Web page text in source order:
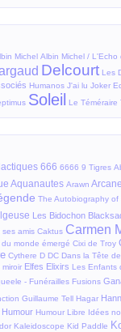
Michel Albin Michel / L'Echo
Delcourt Les
Humanos J'ai lu Joker
Soleil Le Téméraire
666 6666 9 Tigres
Aquanautes Arawn
The Autobiography of
Les Bidochon
amis Caktus Carmen
monde émergé Cixi de Troy
Cythere D DC Dans la Tête
Elfes Elixirs Les Enfants
- Funérailles Fusions
Guillaume Tell Hagar
Humour Humour Libre Idées
Kaleidoscope Kid Paddle